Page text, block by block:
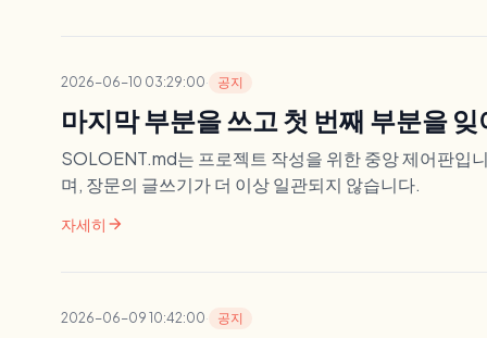
2026-06-10 03:29:00· 공지
마지막 부분을 쓰고 첫 번째 부분을
SOLOENT.md는 프로젝트 작성을 위한 중앙 제어판입
며, 장문의 글쓰기가 더 이상 일관되지 않습니다.
자세히 arrow_forward
2026-06-09 10:42:00· 공지